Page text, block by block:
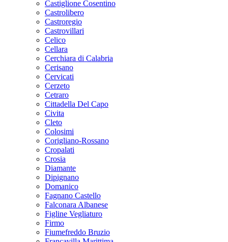
Castiglione Cosentino
Castrolibero
Castroregio
Castrovillari
Celico
Cellara
Cerchiara di Calabria
Cerisano
Cervicati
Cerzeto
Cetraro
Cittadella Del Capo
Civita
Cleto
Colosimi
Corigliano-Rossano
Cropalati
Crosia
Diamante
Dipignano
Domanico
Fagnano Castello
Falconara Albanese
Figline Vegliaturo
Firmo
Fiumefreddo Bruzio